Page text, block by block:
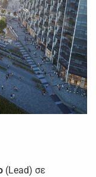
(Lead) σε